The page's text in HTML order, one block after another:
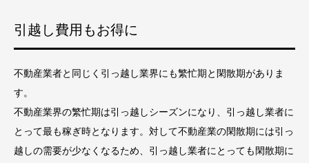
引越し費用もお得に
不動産業者と同じく引っ越し業界にも繁忙期と閑散期がありま
す。
不動産業界の繁忙期は引っ越しシーズンになり、引っ越し業者に
とって最も稼ぎ時となります。対して不動産業の閑散期には引っ
越しの需要が少なくなるため、引っ越し業者にとっても閑散期に